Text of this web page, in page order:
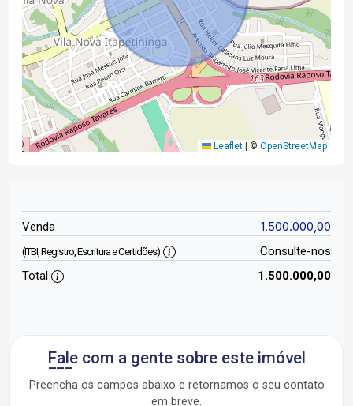
Leaflet © OpenStreetMap
Venda 1.500.000,00
(ITBI, Registro, Escritura e Certidões)
Consulte-nos
Total
1.500.000,00
Fale com a gente sobre este imóvel
Preencha os campos abaixo e retornamos o seu contato
em breve.